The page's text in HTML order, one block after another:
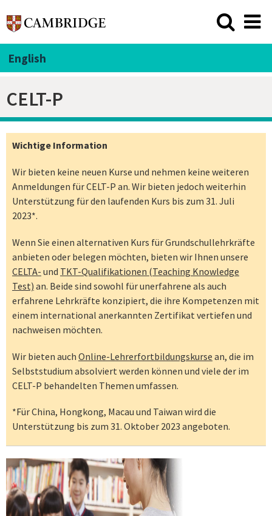
English
CELT-P
Wichtige Information
Wir bieten keine neuen Kurse und nehmen keine weiteren
Anmeldungen für CELT-P an. Wir bieten jedoch weiterhin
Unterstützung für den laufenden Kurs bis zum 31. Juli
2023*.
Wenn Sie einen alternativen Kurs für Grundschullehrkräfte
anbieten oder belegen möchten, bieten wir Ihnen unsere
CELTA- und TKT-Qualifikationen (Teaching Knowledge
Test) an. Beide sind sowohl für unerfahrene als auch
erfahrene Lehrkräfte konzipiert, die ihre Kompetenzen mit
einem international anerkannten Zertifikat vertiefen und
nachweisen möchten.
Wir bieten auch Online-Lehrerfortbildungskurse an, die im
Selbststudium absolviert werden können und viele der im
CELT-P behandelten Themen umfassen.
*Für China, Hongkong, Macau und Taiwan wird die
Unterstützung bis zum 31. Oktober 2023 angeboten.